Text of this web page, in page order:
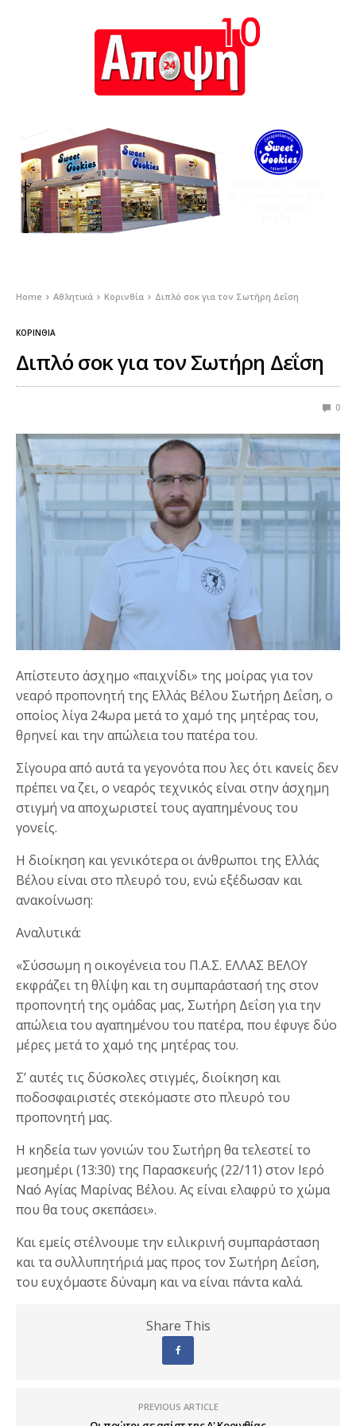
Home Αθλητικά Κορινθία Διπλό σοκ για τον Σωτήρη Δεΐση
ΚΟΡΙΝΘΊΑ
Διπλό σοκ για τον Σωτήρη Δεΐση
0
Απίστευτο άσχημο «παιχνίδι» της μοίρας για τον
νεαρό προπονητή της Ελλάς Βέλου Σωτήρη Δεΐση, ο
οποίος λίγα 24ωρα μετά το χαμό της μητέρας του,
θρηνεί και την απώλεια του πατέρα του.
Σίγουρα από αυτά τα γεγονότα που λες ότι κανείς δεν
πρέπει να ζει, ο νεαρός τεχνικός είναι στην άσχημη
στιγμή να αποχωριστεί τους αγαπημένους του
γονείς.
Η διοίκηση και γενικότερα οι άνθρωποι της Ελλάς
Βέλου είναι στο πλευρό του, ενώ εξέδωσαν και
ανακοίνωση:
Αναλυτικά:
«Σύσσωμη η οικογένεια του Π.Α.Σ. ΕΛΛΑΣ ΒΕΛΟΥ
εκφράζει τη θλίψη και τη συμπαράστασή της στον
προπονητή της ομάδας μας, Σωτήρη Δεΐση για την
απώλεια του αγαπημένου του πατέρα, που έφυγε δύο
μέρες μετά το χαμό της μητέρας του.
Σ’ αυτές τις δύσκολες στιγμές, διοίκηση και
ποδοσφαιριστές στεκόμαστε στο πλευρό του
προπονητή μας.
Η κηδεία των γονιών του Σωτήρη θα τελεστεί το
μεσημέρι (13:30) της Παρασκευής (22/11) στον Ιερό
Ναό Αγίας Μαρίνας Βέλου. Ας είναι ελαφρύ το χώμα
που θα τους σκεπάσει».
Και εμείς στέλνουμε την ειλικρινή συμπαράσταση
και τα συλλυπητήριά μας προς τον Σωτήρη Δεΐση,
του ευχόμαστε δύναμη και να είναι πάντα καλά.
Share This
PREVIOUS ARTICLE